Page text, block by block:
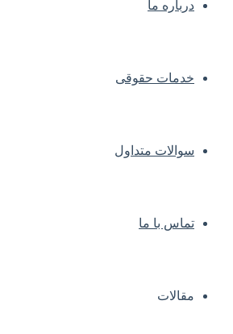
درباره ما
خدمات حقوقی
سوالات متداول
تماس با ما
مقالات